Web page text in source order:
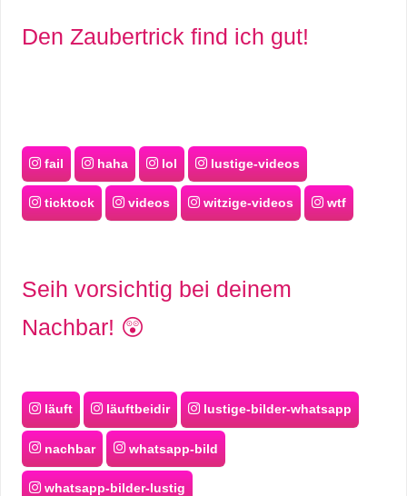
Den Zaubertrick find ich gut!
fail haha lol lustige-videos
ticktock videos witzige-videos wtf
Seih vorsichtig bei deinem
Nachbar! 😲
läuft läuftbeidir lustige-bilder-whatsapp
nachbar whatsapp-bild
whatsapp-bilder-lustig